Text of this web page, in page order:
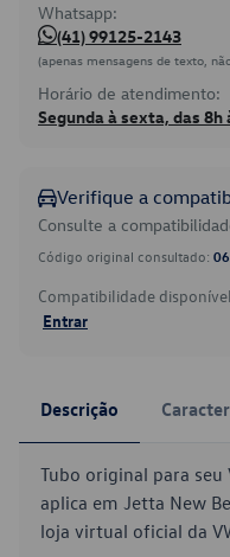
Whatsapp:
(41) 99125-2143
(apenas mensagens de texto,
Horário de atendimento:
Segunda à sexta, das 8h
Verifique a
Consulte a
Código original consultado:
Compatibilidade
Entrar
Descrição
Tubo original para
aplica em Jetta New
loja virtual oficial da